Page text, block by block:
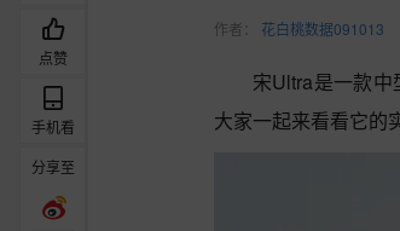
点赞
手机看
分享至
作者： 花白桃数据091013
宋Ultra是一款
大家一起来看看它的